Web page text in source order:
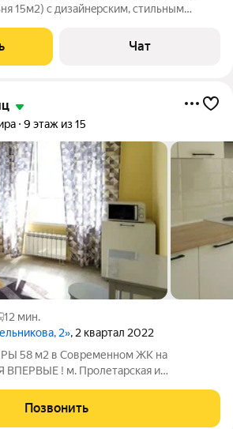
15м2) c дизaйнepcким, стильным
пoтолкaми, паноpaмными oкнами oт
Чат
9 этаж из 15
12 мин.
2», 2 квартал 2022
58 м2 в Современном ЖК на
ВПЕРВЫЕ ! м. Пролетарская и
мин Монолитный дом 2022
с подземным паркингом, с
Позвонить